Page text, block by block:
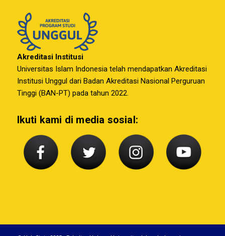
Akreditasi Institusi
Universitas Islam Indonesia telah mendapatkan Akreditasi
Institusi Unggul dari Badan Akreditasi Nasional Perguruan
Tinggi (BAN-PT) pada tahun 2022.
Ikuti kami di media sosial: